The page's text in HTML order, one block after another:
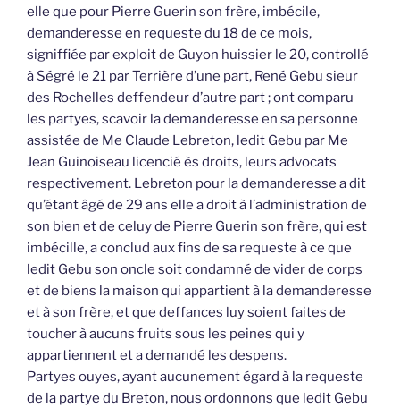
elle que pour Pierre Guerin son frère, imbécile,
demanderesse en requeste du 18 de ce mois,
signiffiée par exploit de Guyon huissier le 20, controllé
à Ségré le 21 par Terrière d’une part, René Gebu sieur
des Rochelles deffendeur d’autre part ; ont comparu
les partyes, scavoir la demanderesse en sa personne
assistée de Me Claude Lebreton, ledit Gebu par Me
Jean Guinoiseau licencié ès droits, leurs advocats
respectivement. Lebreton pour la demanderesse a dit
qu’étant âgé de 29 ans elle a droit à l’administration de
son bien et de celuy de Pierre Guerin son frère, qui est
imbécille, a conclud aux fins de sa requeste à ce que
ledit Gebu son oncle soit condamné de vider de corps
et de biens la maison qui appartient à la demanderesse
et à son frère, et que deffances luy soient faites de
toucher à aucuns fruits sous les peines qui y
appartiennent et a demandé les despens.
Partyes ouyes, ayant aucunement égard à la requeste
de la partye du Breton, nous ordonnons que ledit Gebu